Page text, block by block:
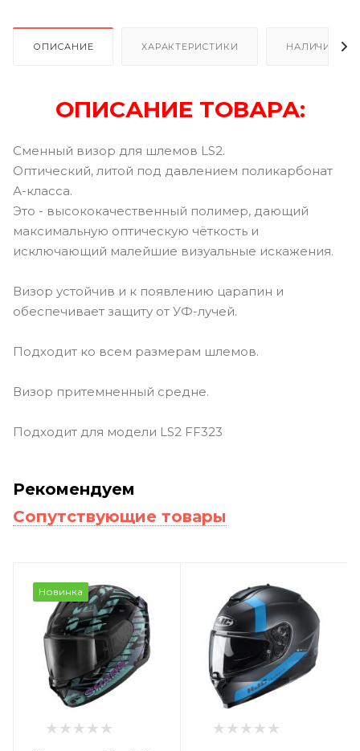
ОПИСАНИЕ ХАРАКТЕРИСТИКИ НАЛИЧИЕ В
ОПИСАНИЕ ТОВАРА:
Сменный визор для шлемов LS2.
Оптический, литой под давлением поликарбонат
А-класса.
Это - высококачественный полимер, дающий
максимальную оптическую чёткость и
исключающий малейшие визуальные искажения.
Визор устойчив и к появлению царапин и
обеспечивает защиту от УФ-лучей.
Подходит ко всем размерам шлемов.
Визор притемненный средне.
Подходит для модели LS2 FF323
Рекомендуем
Сопутствующие товары
Новинка